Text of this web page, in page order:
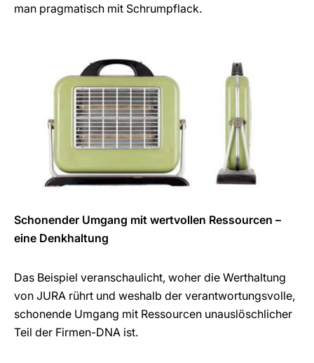
man pragmatisch mit Schrumpflack.
Schonender Umgang mit wertvollen Ressourcen –
eine Denkhaltung
Das Beispiel veranschaulicht, woher die Werthaltung
von JURA rührt und weshalb der verantwortungsvolle,
schonende Umgang mit Ressourcen unauslöschlicher
Teil der Firmen-DNA ist.